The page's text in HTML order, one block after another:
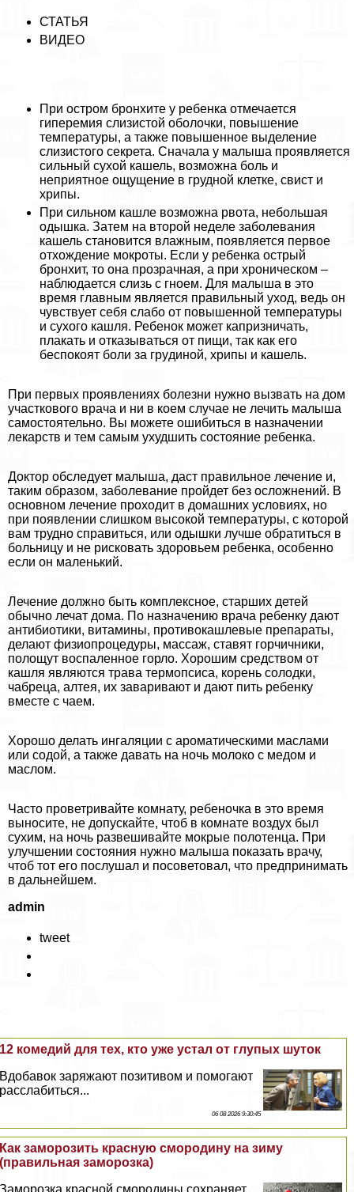
СТАТЬЯ
ВИДЕО
При остром бронхите у ребенка отмечается
гиперемия слизистой оболочки, повышение
температуры, а также повышенное выделение
слизистого секрета. Сначала у малыша проявляется
сильный сухой кашель, возможна боль и
неприятное ощущение в грудной клетке, свист и
хрипы.
При сильном кашле возможна рвота, небольшая
одышка. Затем на второй неделе заболевания
кашель становится влажным, появляется первое
отхождение мокроты. Если у ребенка острый
бронхит, то она прозрачная, а при хроническом –
наблюдается слизь с гноем. Для малыша в это
время главным является правильный уход, ведь он
чувствует себя слабо от повышенной температуры
и сухого кашля. Ребенок может капризничать,
плакать и отказываться от пищи, так как его
беспокоят боли за гpyдиной, хрипы и кашель.
При первых проявлениях болезни нужно вызвать на дом
участкового врача и ни в коем случае не лечить малыша
самостоятельно. Вы можете ошибиться в назначении
лекарств и тем самым ухудшить состояние ребенка.
Доктор обследует малыша, даст правильное лечение и,
таким образом, заболевание пройдет без осложнений. В
основном лечение проходит в домашних условиях, но
при появлении слишком высокой температуры, с которой
вам трудно справиться, или одышки лучше обратиться в
больницу и не рисковать здоровьем ребенка, особенно
если он маленький.
Лечение должно быть комплексное, старших детей
обычно лечат дома. По назначению врача ребенку дают
антибиотики, витамины, противокашлевые препараты,
делают физиопроцедуры, массаж, ставят горчичники,
полощут воспаленное горло. Хорошим средством от
кашля являются трава термопсиса, корень солодки,
чабреца, алтея, их заваривают и дают пить ребенку
вместе с чаем.
Хорошо делать ингаляции с ароматическими маслами
или содой, а также давать на ночь молоко с медом и
маслом.
Часто проветривайте комнату, ребеночка в это время
выносите, не допускайте, чтоб в комнате воздух был
сухим, на ночь развешивайте мокрые полотенца. При
улучшении состояния нужно малыша показать врачу,
чтоб тот его послушал и посоветовал, что предпринимать
в дальнейшем.
admin
tweet
12 комедий для тех, кто уже устал от глупых шуток
Вдобавок заряжают позитивом и помогают
расслабиться...
06 08 2026 9:30:45
Как заморозить красную смородину на зиму
(правильная заморозка)
Заморозка красной смородины сохраняет